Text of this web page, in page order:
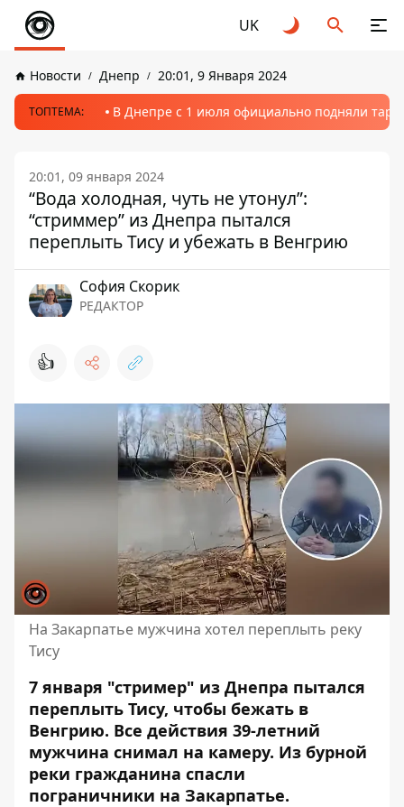
UK
Новости Днепр 20:01, 9 Января 2024
ТОПТЕМА: В Днепре с 1 июля официально подняли
20:01, 09 января 2024
“Вода холодная, чуть не утонул”:
“стриммер” из Днепра пытался
переплыть Тису и убежать в Венгрию
София Скорик
РЕДАКТОР
👍
На Закарпатье мужчина хотел переплыть реку
Тису
7 января "стример" из Днепра пытался
переплыть Тису, чтобы бежать в
Венгрию. Все действия 39-летний
мужчина снимал на камеру. Из бурной
реки гражданина спасли
пограничники на Закарпатье.